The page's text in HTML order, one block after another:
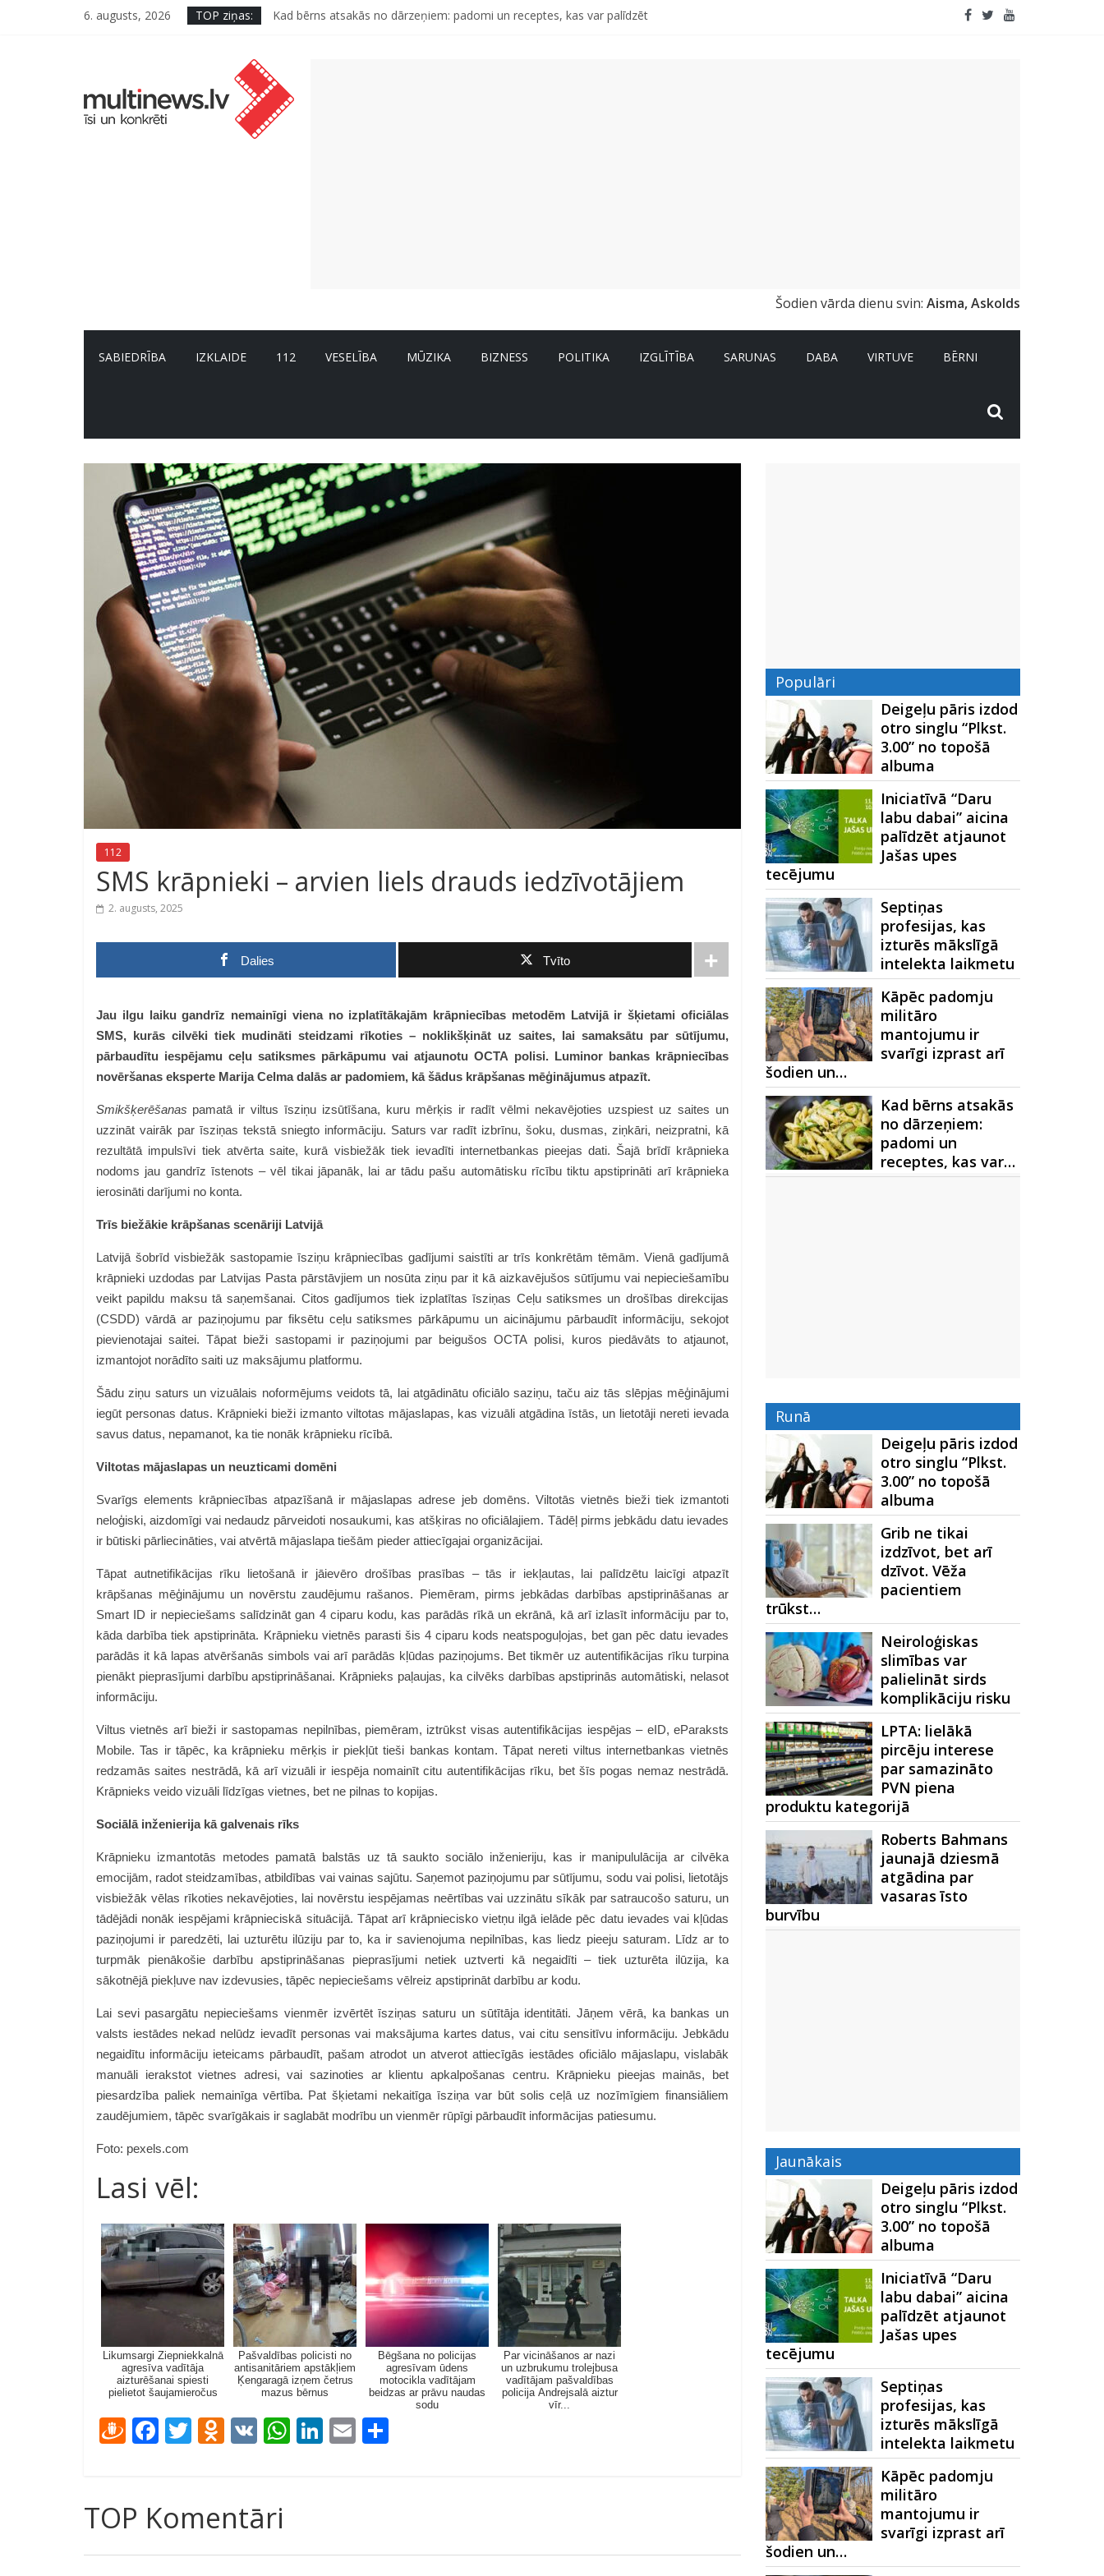
6. augusts, 2026 TOP ziņas:
Kad bērns atsakās no dārzeņiem: padomi un receptes, kas var palīdzēt
Kāpēc padomju militāro mantojumu ir svarīgi izprast arī šodien un kā to palīdz paveikt papildinātā realitāte
Šodien vārda dienu svin: Aisma, Askolds
SABIEDRĪBA IZKLAIDE 112 VESELĪBA MŪZIKA BIZNESS POLITIKA IZGLĪTĪBA SARUNAS DABA VIRTUVE BĒRNI
112
SMS krāpnieki – arvien liels drauds iedzīvotājiem
2. augusts, 2025
Dalies Tvīto
Jau ilgu laiku gandrīz nemainīgi viena no izplatītākajām krāpniecības metodēm Latvijā ir šķietami oficiālas
SMS, kurās cilvēki tiek mudināti steidzami rīkoties – noklikšķināt uz saites, lai samaksātu par sūtījumu,
pārbaudītu iespējamu ceļu satiksmes pārkāpumu vai atjaunotu OCTA polisi. Luminor bankas krāpniecības
novēršanas eksperte Marija Celma dalās ar padomiem, kā šādus krāpšanas mēģinājumus atpazīt.
Smikšķerēšanas pamatā ir viltus īsziņu izsūtīšana, kuru mērķis ir radīt vēlmi nekavējoties uzspiest uz saites un
uzzināt vairāk par īsziņas tekstā sniegto informāciju. Saturs var radīt izbrīnu, šoku, dusmas, ziņkāri, neizpratni, kā
rezultātā impulsīvi tiek atvērta saite, kurā visbiežāk tiek ievadīti internetbankas pieejas dati. Šajā brīdī krāpnieka
nodoms jau gandrīz īstenots – vēl tikai jāpanāk, lai ar tādu pašu automātisku rīcību tiktu apstiprināti arī krāpnieka
ierosināti darījumi no konta.
Trīs biežākie krāpšanas scenāriji Latvijā
Latvijā šobrīd visbiežāk sastopamie īsziņu krāpniecības gadījumi saistīti ar trīs konkrētām tēmām. Vienā gadījumā
krāpnieki uzdodas par Latvijas Pasta pārstāvjiem un nosūta ziņu par it kā aizkavējušos sūtījumu vai nepieciešamību
veikt papildu maksu tā saņemšanai. Citos gadījumos tiek izplatītas īsziņas Ceļu satiksmes un drošības direkcijas
(CSDD) vārdā ar paziņojumu par fiksētu ceļu satiksmes pārkāpumu un aicinājumu pārbaudīt informāciju, sekojot
pievienotajai saitei. Tāpat bieži sastopami ir paziņojumi par beigušos OCTA polisi, kuros piedāvāts to atjaunot,
izmantojot norādīto saiti uz maksājumu platformu.
Šādu ziņu saturs un vizuālais noformējums veidots tā, lai atgādinātu oficiālo saziņu, taču aiz tās slēpjas mēģinājumi
iegūt personas datus. Krāpnieki bieži izmanto viltotas mājaslapas, kas vizuāli atgādina īstās, un lietotāji nereti ievada
savus datus, nepamanot, ka tie nonāk krāpnieku rīcībā.
Viltotas mājaslapas un neuzticami domēni
Svarīgs elements krāpniecības atpazīšanā ir mājaslapas adrese jeb domēns. Viltotās vietnēs bieži tiek izmantoti
neloģiski, aizdomīgi vai nedaudz pārveidoti nosaukumi, kas atšķiras no oficiālajiem. Tādēļ pirms jebkādu datu ievades
ir būtiski pārliecināties, vai atvērtā mājaslapa tiešām pieder attiecīgajai organizācijai.
Tāpat autnetifikācijas rīku lietošanā ir jāievēro drošības prasības – tās ir iekļautas, lai palīdzētu laicīgi atpazīt
krāpšanas mēģinājumu un novērstu zaudējumu rašanos. Piemēram, pirms jebkādas darbības apstiprināšanas ar
Smart ID ir nepieciešams salīdzināt gan 4 ciparu kodu, kas parādās rīkā un ekrānā, kā arī izlasīt informāciju par to,
kāda darbība tiek apstiprināta. Krāpnieku vietnēs parasti šis 4 ciparu kods neatspoguļojas, bet gan pēc datu ievades
parādās it kā lapas atvēršanās simbols vai arī parādās kļūdas paziņojums. Bet tikmēr uz autentifikācijas rīku turpina
pienākt pieprasījumi darbību apstiprināšanai. Krāpnieks paļaujas, ka cilvēks darbības apstiprinās automātiski, nelasot
informāciju.
Viltus vietnēs arī bieži ir sastopamas nepilnības, piemēram, iztrūkst visas autentifikācijas iespējas – eID, eParaksts
Mobile. Tas ir tāpēc, ka krāpnieku mērķis ir piekļūt tieši bankas kontam. Tāpat nereti viltus internetbankas vietnēs
redzamās saites nestrādā, kā arī vizuāli ir iespēja nomainīt citu autentifikācijas rīku, bet šīs pogas nemaz nestrādā.
Krāpnieks veido vizuāli līdzīgas vietnes, bet ne pilnas to kopijas.
Sociālā inženierija kā galvenais rīks
Krāpnieku izmantotās metodes pamatā balstās uz tā saukto sociālo inženieriju, kas ir manipululācija ar cilvēka
emocijām, radot steidzamības, atbildības vai vainas sajūtu. Saņemot paziņojumu par sūtījumu, sodu vai polisi, lietotājs
visbiežāk vēlas rīkoties nekavējoties, lai novērstu iespējamas neērtības vai uzzinātu sīkāk par satraucošo saturu, un
tādējādi nonāk iespējami krāpnieciskā situācijā. Tāpat arī krāpniecisko vietņu ilgā ielāde pēc datu ievades vai kļūdas
paziņojumi ir paredzēti, lai uzturētu ilūziju par to, ka ir savienojuma nepilnības, kas liedz pieeju saturam. Līdz ar to
turpmāk pienākošie darbību apstiprināšanas pieprasījumi netiek uztverti kā negaidīti – tiek uzturēta ilūzija, ka
sākotnējā piekļuve nav izdevusies, tāpēc nepieciešams vēlreiz apstiprināt darbību ar kodu.
Lai sevi pasargātu nepieciešams vienmēr izvērtēt īsziņas saturu un sūtītāja identitāti. Jāņem vērā, ka bankas un
valsts iestādes nekad nelūdz ievadīt personas vai maksājuma kartes datus, vai citu sensitīvu informāciju. Jebkādu
negaidītu informāciju ieteicams pārbaudīt, pašam atrodot un atverot attiecīgās iestādes oficiālo mājaslapu, vislabāk
manuāli ierakstot vietnes adresi, vai sazinoties ar klientu apkalpošanas centru. Krāpnieku pieejas mainās, bet
piesardzība paliek nemainīga vērtība. Pat šķietami nekaitīga īsziņa var būt solis ceļā uz nozīmīgiem finansiāliem
zaudējumiem, tāpēc svarīgākais ir saglabāt modrību un vienmēr rūpīgi pārbaudīt informācijas patiesumu.
Foto: pexels.com
Lasi vēl:
Likumsargi Ziepniekkalnā
agresīva vadītāja
aizturēšanai spiesti
pielietot šaujamieročus
Pašvaldības policisti no
antisanitāriem apstākļiem
Ķengaragā izņem četrus
mazus bērnus
Bēgšana no policijas
agresīvam ūdens
motocikla vadītājam
beidzas ar prāvu naudas
sodu
Par vicināšanos ar nazi
un uzbrukumu trolejbusa
vadītājam pašvaldības
policija Andrejsalā aiztur
vīr...
D
gi
e
m
F
b
o
o
T
er
O
o
kl
as
V W
p
Li
n
E
TOP Komentāri
Populāri
Deigeļu pāris izdod
otro singlu “Plkst.
3.00” no topošā
albuma
Iniciatīvā “Daru
labu dabai” aicina
palīdzēt atjaunot
Jašas upes
tecējumu
Septiņas
profesijas, kas
izturēs mākslīgā
intelekta laikmetu
Kāpēc padomju
militāro
mantojumu ir
svarīgi izprast arī
šodien un…
Kad bērns atsakās
no dārzeņiem:
padomi un
receptes, kas var…
Runā
Deigeļu pāris izdod
otro singlu “Plkst.
3.00” no topošā
albuma
Grib ne tikai
izdzīvot, bet arī
dzīvot. Vēža
pacientiem
trūkst…
Neiroloģiskas
slimības var
palielināt sirds
komplikāciju risku
LPTA: lielākā
pircēju interese
par samazināto
PVN piena
produktu kategorijā
Roberts Bahmans
jaunajā dziesmā
atgādina par
vasaras īsto
burvību
Jaunākais
Deigeļu pāris izdod
otro singlu “Plkst.
3.00” no topošā
albuma
Iniciatīvā “Daru
labu dabai” aicina
palīdzēt atjaunot
Jašas upes
tecējumu
Septiņas
profesijas, kas
izturēs mākslīgā
intelekta laikmetu
Kāpēc padomju
militāro
mantojumu ir
svarīgi izprast arī
šodien un…